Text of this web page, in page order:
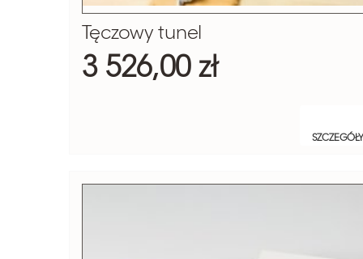
Tęczowy tunel
3 526,00 zł
SZCZEGÓŁY